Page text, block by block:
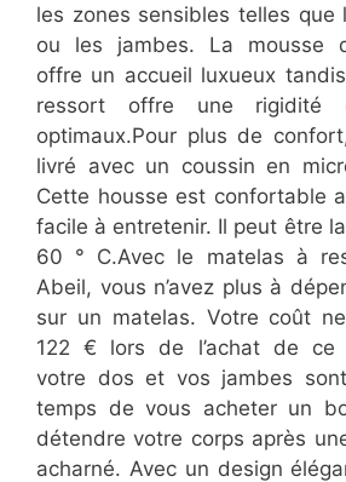
les zones sensibles telles que
ou les jambes. La mousse
offre un accueil luxueux
ressort offre une rigidité
optimaux.Pour plus de
livré avec un coussin en
Cette housse est confortable
facile à entretenir. Il peut être
60 ° C.Avec le matelas à
Abeil, vous n’avez plus à
sur un matelas. Votre coût
122 € lors de l’achat de ce
votre dos et vos jambes
temps de vous acheter un
détendre votre corps après
acharné. Avec un design